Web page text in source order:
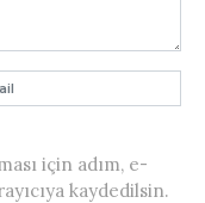
için adım, e-
kaydedilsin.